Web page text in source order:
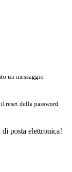
un messaggio
reset della password
posta elettronica!